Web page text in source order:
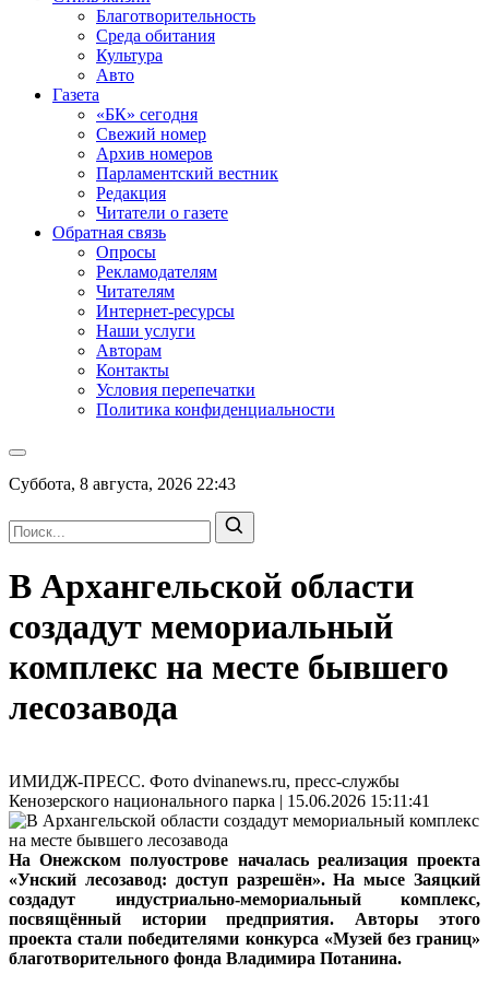
Благотворительность
Среда обитания
Культура
Авто
Газета
«БК» сегодня
Свежий номер
Архив номеров
Парламентский вестник
Редакция
Читатели о газете
Обратная связь
Опросы
Рекламодателям
Читателям
Интернет-ресурсы
Наши услуги
Авторам
Контакты
Условия перепечатки
Политика конфиденциальности
Суббота, 8 августа, 2026 22:43
В Архангельской области
создадут мемориальный
комплекс на месте бывшего
лесозавода
ИМИДЖ-ПРЕСС. Фото dvinanews.ru, пресс-службы
Кенозерского национального парка | 15.06.2026 15:11:41
На Онежском полуострове началась реализация проекта
«Унский лесозавод: доступ разрешён». На мысе Заяцкий
создадут индустриально-мемориальный комплекс,
посвящённый истории предприятия. Авторы этого
проекта стали победителями конкурса «Музей без границ»
благотворительного фонда Владимира Потанина.